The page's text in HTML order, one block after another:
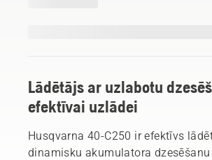
Lādētājs ar uzlabotu
efektīvai uzlādei
Husqvarna 40-C250 ir efektīvs
dinamisku akumulatora